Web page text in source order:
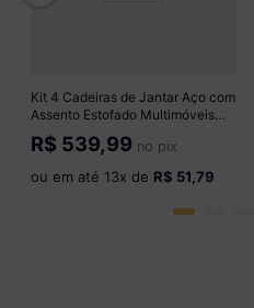
Kit 4 Cadeiras de Jantar Aço com
Assento Estofado Multimóveis
CR50274 Branco/Preto
R$ 539,99 no pix
ou em até 13x de R$ 51,79